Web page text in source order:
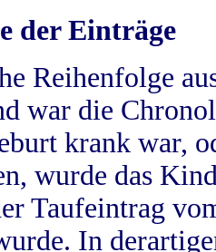
der Einträge
Reihenfolge
war die
krank war,
wurde das
Taufeintrag
In